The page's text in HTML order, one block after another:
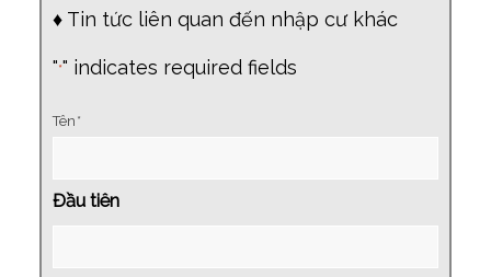
♦ Tin tức liên quan đến nhập cư khác
"*" indicates required fields
Tên *
Đầu tiên